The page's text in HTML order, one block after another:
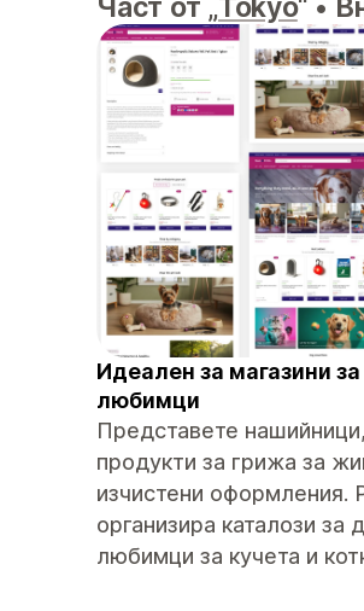
Част от „Tokyo“ •
Идеален за магазини
любимци
Представете
продукти за грижа за
изчистени оформления.
организира каталози за
любимци за кучета и